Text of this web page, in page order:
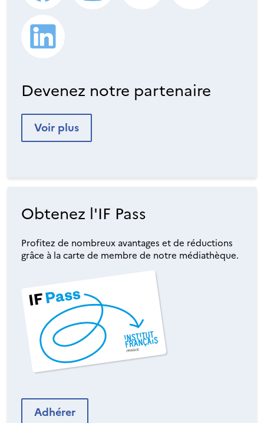
Devenez notre partenaire
Voir plus
Obtenez l'IF Pass
Profitez de nombreux avantages et de réductions
grâce à la carte de membre de notre médiathèque.
Adhérer